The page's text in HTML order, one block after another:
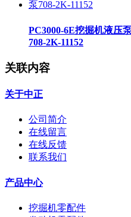
PC3000-6E挖掘机液压
708-2K-11152
关联内容
关于中正
公司简介
在线留言
在线反馈
联系我们
产品中心
挖掘机零配件